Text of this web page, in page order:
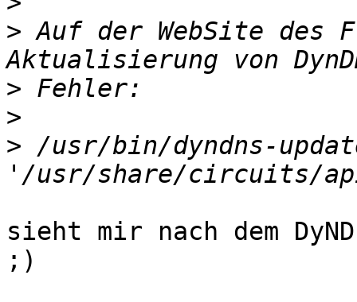
> Auf der WebSite des
>
>
> /usr/bin/dyndns-
sieht mir nach dem
;)